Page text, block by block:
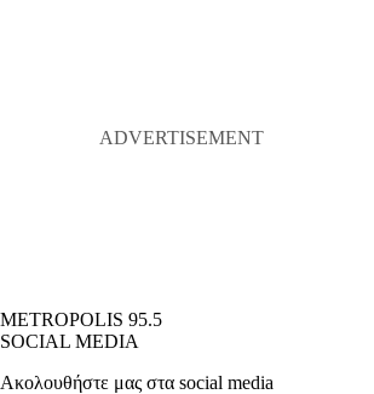
METROPOLIS 95.5
SOCIAL MEDIA
Ακολουθήστε μας στα social media